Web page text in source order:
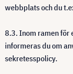
webbplats och du
8.3. Inom ramen för
informeras du om
sekretesspolicy.